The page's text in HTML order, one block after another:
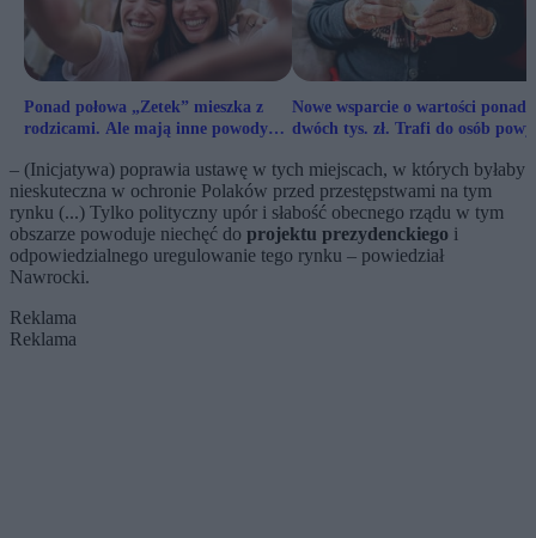
Ponad połowa „Zetek” mieszka z
rodzicami. Ale mają inne powody
Nowe wsparcie o wartości ponad
dwóch tys. zł. Trafi do osób
– (Inicjatywa) poprawia ustawę w tych miejscach, w których byłaby
nieskuteczna w ochronie Polaków przed przestępstwami na tym
rynku (...) Tylko polityczny upór i słabość obecnego rządu w tym
obszarze powoduje niechęć do projektu prezydenckiego i
odpowiedzialnego uregulowanie tego rynku – powiedział
Nawrocki.
Reklama
Reklama